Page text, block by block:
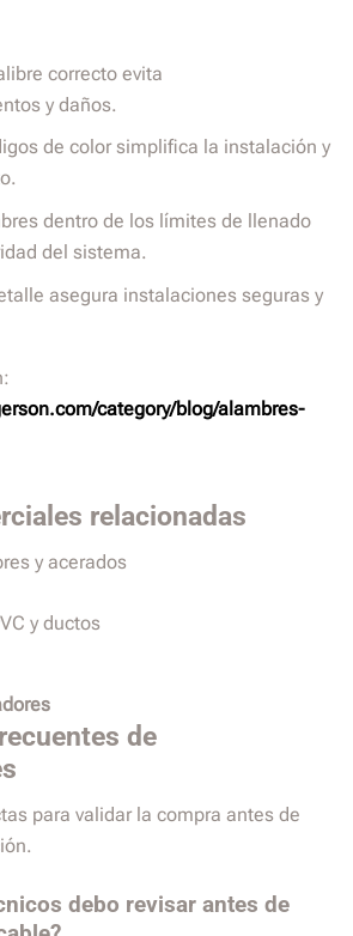
correcto evita
y daños.
de color simplifica la instalación y
dentro de los límites de llenado
del sistema.
asegura instalaciones seguras y
category/blog/alambres-
relacionadas
y acerados
y ductos
de
para validar la compra antes de
debo revisar antes de